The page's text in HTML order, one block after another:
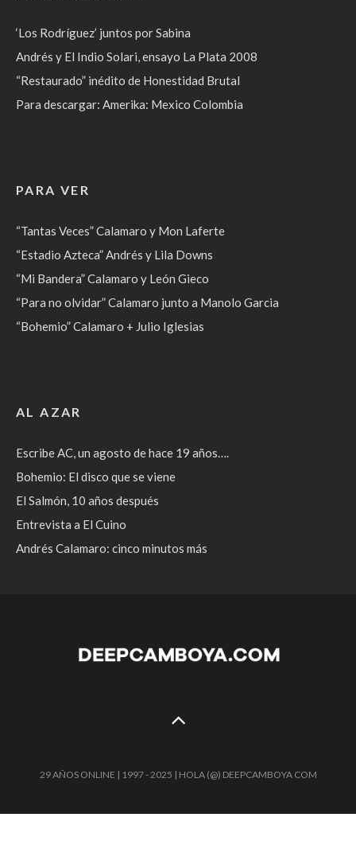
‘Los Rodríguez’ juntos por Sabina
Andrés y El Indio Solari, ensayo La Plata 2008
“Restaurado” inédito de Honestidad Brutal
Para descargar: Amerika: Mexico Colombia
PARA VER
“Tantas Veces” Calamaro y Mon Laferte
“Estadio Azteca” Andrés y Lila Downs
“Mi Bandera” Calamaro y León Gieco
“Para no olvidar” Calamaro junto a Manolo Garcia
“Bohemio” Calamaro + Julio Iglesias
AL AZAR
Escribe AC, un agosto de hace 19 años….
Bohemio: El disco que se viene
El Salmón, 10 años después
Entrevista a El Cuino
Andrés Calamaro: cinco minutos más
29 AÑOS ONLINE | 1997 - 2025 | HOLA (@) DEEPCAMBOYA COM